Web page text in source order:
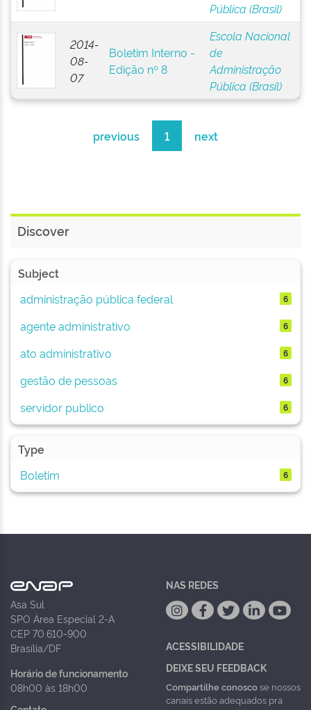
Pública (Brasil)
2014-
08-
07
Boletim Interno -
Edição nº 8
Escola Nacional
de
Administração
Pública (Brasil)
previous 1 next
Discover
Subject
administração pública federal
6
agente administrativo 6
ato administrativo 6
gestão de pessoas 6
servidor publico 6
Type
Boletim
6
Asa Sul
SPO Área Especial 2-A
CEP 70.610-900
Brasília/DF
Horário de funcionamento
08h00 às 18h00
NAS REDES
ACESSIBILIDADE
DEIXE SEU FEEDBACK
Compartilhe conoscose nossos
canais estão adequados pra